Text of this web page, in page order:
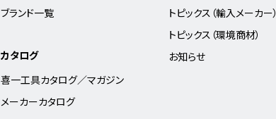
ブランド一覧
カタログ
喜一工具カタログ／マガジン
メーカーカタログ
トピックス（輸入メーカー）
トピックス（環境商材）
お知らせ